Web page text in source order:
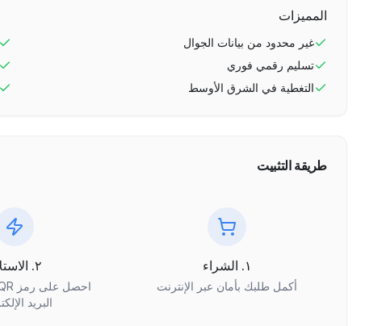
المميزات
غير محدود من بيانات الجوال
تسليم رقمي فوري
التغطية في الشرق الأوسط
طريقة التثبيت
١. الشراء
أكمل طلبك بأمان عبر الإنترنت
٢. الاستلام
البريد